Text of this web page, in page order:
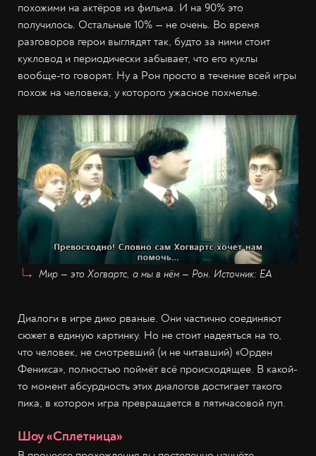
похожими на актёров из фильма. И на 90% это
получилось. Остальные 10% — не очень. Во время
разговоров герои выглядят так, будто за ними стоит
кукловод и периодически забывает, что его куклы
вообще-то говорят. Ну а Рон просто в течение всей игры
похож на человека, у которого ужасное похмелье.
Мир — это Хогвартс, а мы в нём — Рон. Источник: EA
Диалоги в игре дико рваные. Они частично соединяют
сюжет в единую картинку. Но не стоит надеяться на то,
что человек, не смотревший (и не читавший) «Орден
Феникса», полностью поймёт всё происходящее. В какой-
то момент абсурдность этих диалогов достигает такого
пика, в котором игра превращается в пятичасовой пуп.
Шоу «Сплетница»